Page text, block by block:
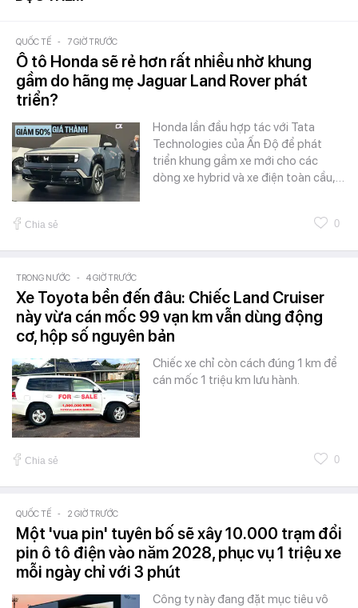
QUỐC TẾ - 7 GIỜ TRƯỚC
Ô tô Honda sẽ rẻ hơn rất nhiều nhờ khung
gầm do hãng mẹ Jaguar Land Rover phát
triển?
Honda lần đầu hợp tác với Tata
Technologies của Ấn Độ để phát
triển khung gầm xe mới cho các
dòng xe hybrid và xe điện toàn cầu,…
Chia sẻ 0
TRONG NƯỚC - 4 GIỜ TRƯỚC
Xe Toyota bền đến đâu: Chiếc Land Cruiser
này vừa cán mốc 99 vạn km vẫn dùng động
cơ, hộp số nguyên bản
Chiếc xe chỉ còn cách đúng 1 km để
cán mốc 1 triệu km lưu hành.
Chia sẻ 0
QUỐC TẾ - 2 GIỜ TRƯỚC
Một 'vua pin' tuyên bố sẽ xây 10.000 trạm đổi
pin ô tô điện vào năm 2028, phục vụ 1 triệu xe
mỗi ngày chỉ với 3 phút
Công ty này đang đặt mục tiêu vô